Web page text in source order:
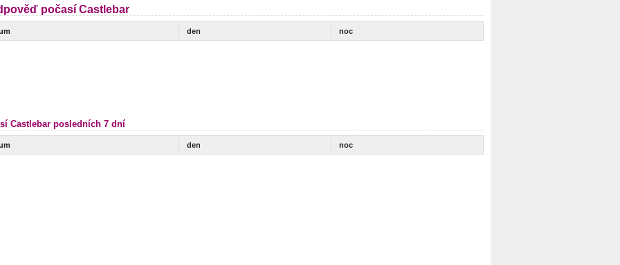
počasí Castlebar
den noc
Castlebar posledních 7 dní
den noc